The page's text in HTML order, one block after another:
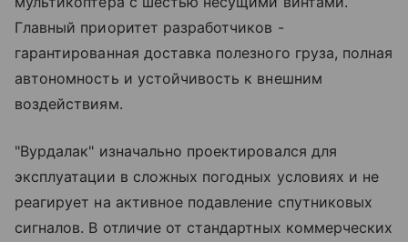
Главный приоритет разработчиков -
гарантированная доставка полезного груза, полная
автономность и устойчивость к внешним
воздействиям.
"Вурдалак" изначально проектировался для
эксплуатации в сложных погодных условиях и не
реагирует на активное подавление спутниковых
сигналов. В отличие от стандартных коммерческих